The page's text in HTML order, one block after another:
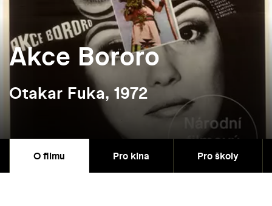
Akce Bororo
Otakar Fuka, 1972
O filmu Pro kina Pro školy